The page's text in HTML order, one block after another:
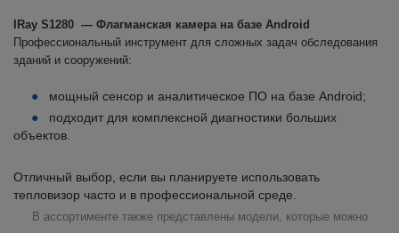
IRay S1280 — Флагманская камера на базе Android
Профессиональный инструмент для сложных задач обследования
зданий и сооружений:
мощный сенсор и аналитическое ПО на базе Android;
подходит для комплексной диагностики больших
объектов.
Отличный выбор, если вы планируете использовать
тепловизор часто и в профессиональной среде.
В ассортименте также представлены модели, которые можно